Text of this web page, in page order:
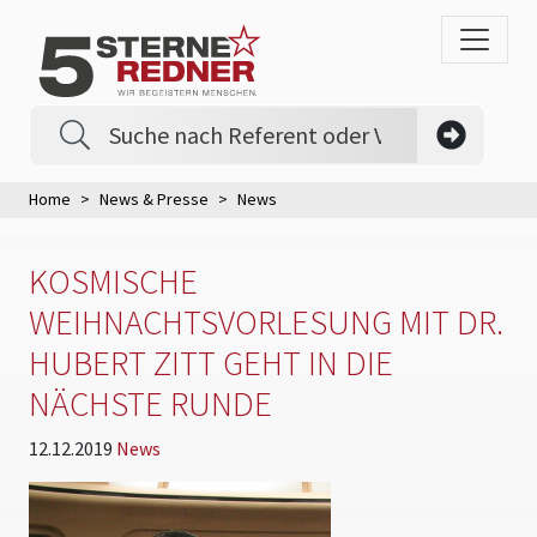
Home News & Presse News
KOSMISCHE
WEIHNACHTSVORLESUNG MIT DR.
HUBERT ZITT GEHT IN DIE
NÄCHSTE RUNDE
12.12.2019 News